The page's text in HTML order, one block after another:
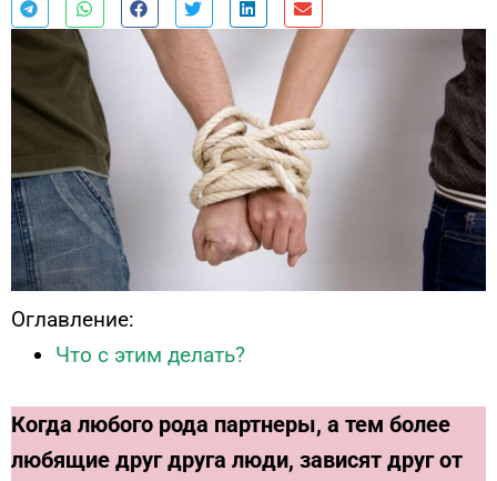
Оглавление:
Что с этим делать?
Когда любого рода партнеры, а тем более
любящие друг друга люди, зависят друг от